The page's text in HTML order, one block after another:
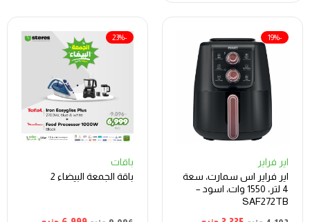
اير فراير
اير فراير اس سمارت، سعة
4 لتر، 1550 وات، اسود –
SAF272TB
-19%
باقات
باقة الجمعة البيضاء 2
-23%